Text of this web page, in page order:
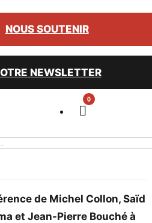
NOUS SOUTENIR
NEWSLETTER
0
de Michel Collon, Saïd
et Jean-Pierre Bouché à